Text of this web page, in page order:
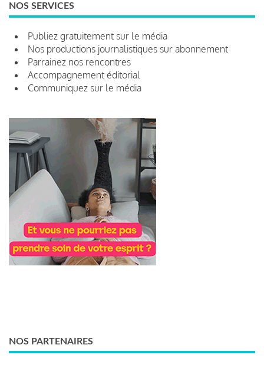
NOS SERVICES
Publiez gratuitement sur le média
Nos productions journalistiques sur abonnement
Parrainez nos rencontres
Accompagnement éditorial
Communiquez sur le média
NOS PARTENAIRES